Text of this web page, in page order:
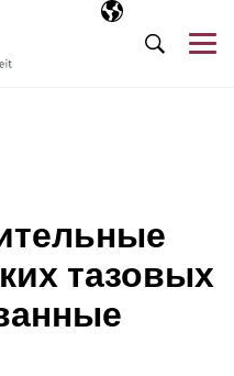
Выбранный
RU
Поиск
тазовых